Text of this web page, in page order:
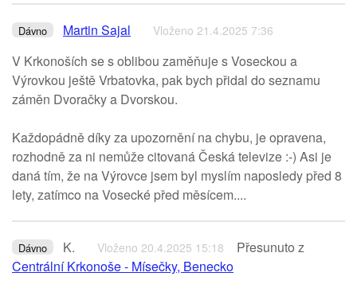
Dávno Martin Sajal Vloženo 21.4.2025 7:36
V Krkonoších se s oblibou zaměňuje s Voseckou a
Výrovkou ještě Vrbatovka, pak bych přidal do seznamu
záměn Dvoračky a Dvorskou.
Každopádně díky za upozornění na chybu, je opravena,
rozhodně za ni nemůže citovaná Česká televize :-) Asi je
daná tím, že na Výrovce jsem byl myslím naposledy před 8
lety, zatímco na Vosecké před měsícem....
Dávno K. Vloženo 20.4.2025 15:18
Přesunuto z
Centrální Krkonoše - Mísečky, Benecko